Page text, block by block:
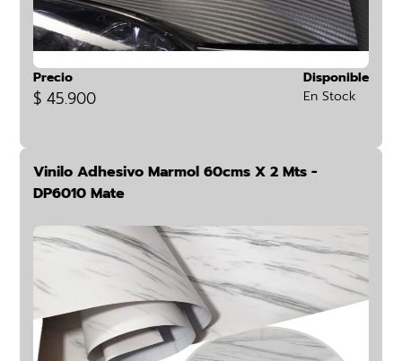
Precio
$ 45.900
Disponible
En Stock
Vinilo Adhesivo Marmol 60cms X 2 Mts -
DP6010 Mate